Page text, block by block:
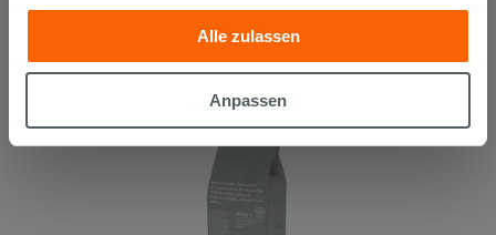
anderen Informationen, die Sie ihnen geliefert haben oder
die sie aufgrund Ihrer Verwendung ihrer Dienste
gesammelt haben, kombinieren. Falls Sie mehr wissen
möchten oder Ihre Zustimmung zu allen oder einigen
Zustimmung kann durch Klicken auf die Schaltfläche
„Cookies akzeptieren“ gegeben werden. Wenn Sie auf
die Schaltfläche "X" klicken, können Sie das Surfen erst
Alle zulassen
Anpassen